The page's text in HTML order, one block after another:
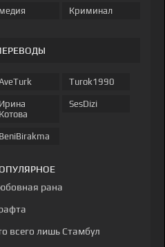
Криминал
Ирина
Котова
BeniBirakma
Turok1990
SesDizi
рана
всего лишь Стамбул